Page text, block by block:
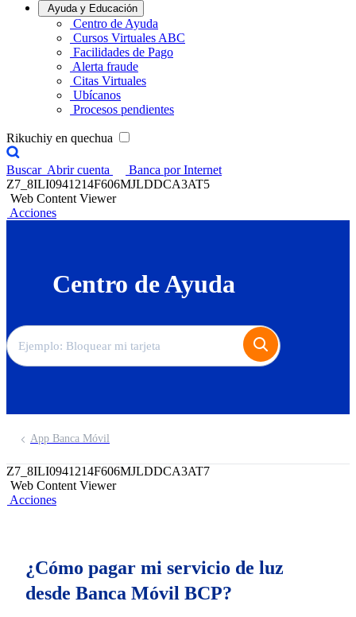
Ayuda y Educación
Centro de Ayuda
Cursos Virtuales ABC
Facilidades de Pago
Alerta fraude
Citas Virtuales
Ubícanos
Procesos pendientes
Rikuchiy en quechua
Buscar Abrir cuenta
Banca por Internet
Z7_8ILI0941214F606MJLDDCA3AT5
Web Content Viewer
Acciones
Centro de Ayuda
App Banca Móvil
Z7_8ILI0941214F606MJLDDCA3AT7
Web Content Viewer
Acciones
¿Cómo pagar mi servicio de luz
desde Banca Móvil BCP?